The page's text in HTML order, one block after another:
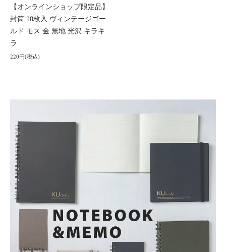
【オンラインショップ限定品】
封筒 10枚入 ヴィンテージゴー
ルド モス 金 無地 光沢 キラキ
ラ
220円(税込)